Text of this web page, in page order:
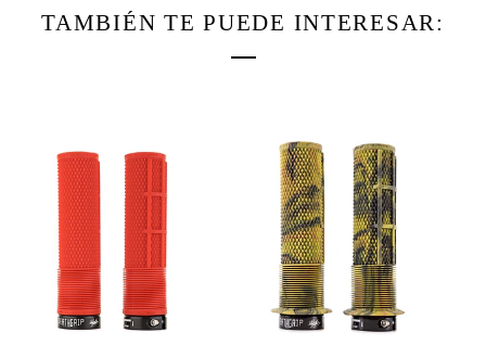
TAMBIÉN TE PUEDE INTERESAR: